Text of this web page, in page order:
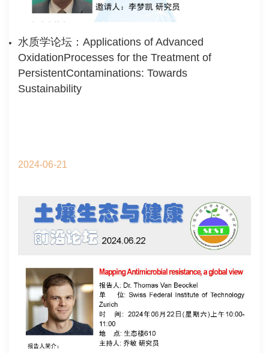
水质学论坛：Applications of Advanced
OxidationProcesses for the Treatment of
PersistentContaminations: Towards
Sustainability
2024-06-21